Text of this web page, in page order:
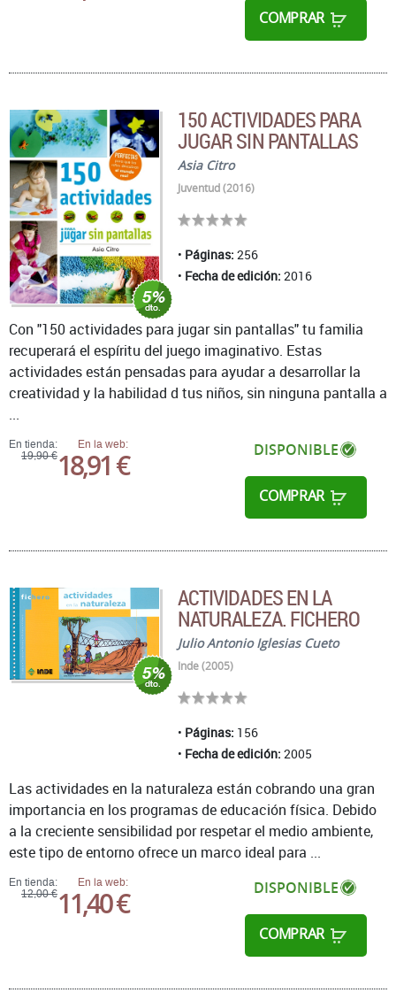
COMPRAR
150 ACTIVIDADES PARA
JUGAR SIN PANTALLAS
Asia Citro
Juventud (2016)
Páginas: 256
Fecha de edición: 2016
En tienda:
19,90 €
En la web:
18,91 € DISPONIBLE
COMPRAR
Con "150 actividades para jugar sin pantallas" tu familia
recuperará el espíritu del juego imaginativo. Estas
actividades están pensadas para ayudar a desarrollar la
creatividad y la habilidad d tus niños, sin ninguna pantalla a
...
ACTIVIDADES EN LA
NATURALEZA. FICHERO
Julio Antonio Iglesias Cueto
Inde (2005)
Páginas: 156
Fecha de edición: 2005
En tienda:
12,00 €
En la web:
11,40 € DISPONIBLE
COMPRAR
Las actividades en la naturaleza están cobrando una gran
importancia en los programas de educación física. Debido
a la creciente sensibilidad por respetar el medio ambiente,
este tipo de entorno ofrece un marco ideal para ...